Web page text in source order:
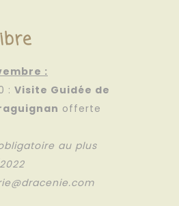
:
: Visite Guidée de
offerte
au plus